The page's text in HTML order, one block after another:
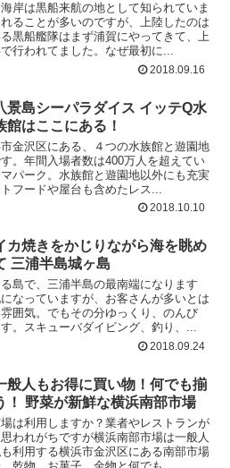
岸は黒船来航の地として知られていま
ることが多いのですが、上陸したのは
黒船艦隊はまず浦賀にやってきて、上
行われてました。なぜ最初に...
2018.09.16
景島シーパラダイス イッテQ水
館はここにある！
金沢区にある、４つの水族館と遊園地
。年間入場者数は400万人を超えてい
パーク。水族館と遊園地以外にも充実
フードや屋台も含めたレス...
2018.10.10
カ焼きをかじりながら海を眺め
三浦半島城ヶ島
島で、三浦半島の最南端になります
なっていますが、お客さんが多いとは
囲気。でもその分ゆっくり、のんび
。スキューバダイビング、釣り、...
2018.09.24
般人もお得に買い物！何でも揃
！ 野菜が新鮮な横浜南部市場
は利用しますか？業者やレストランが
われがちですが横浜南部市場は一般人
利用する横浜市金沢区にある南部市場